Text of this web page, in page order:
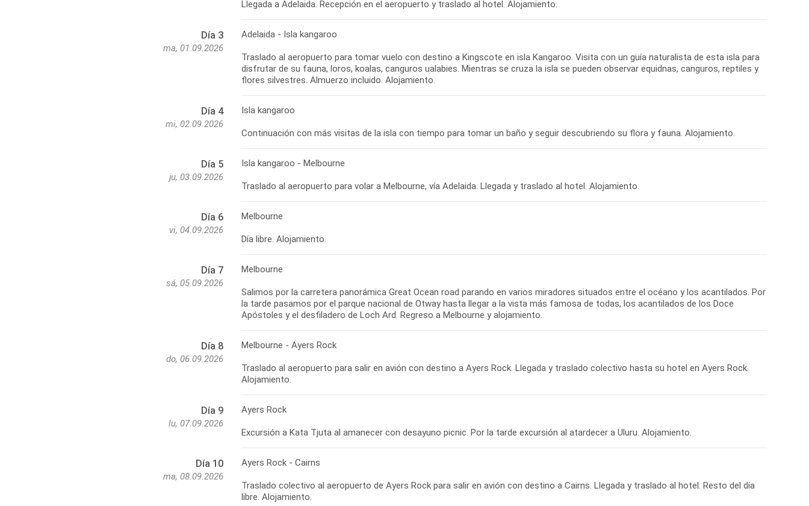
Llegada a Adelaida. Recepción en el aeropuerto y traslado al hotel. Alojamiento.
Día 3
ma, 01.09.2026
Adelaida - Isla kangaroo
Traslado al aeropuerto para tomar vuelo con destino a Kingscote en isla Kangaroo. Visita con un guía naturalista de esta isla para
disfrutar de su fauna, loros, koalas, canguros ualabies. Mientras se cruza la isla se pueden observar equidnas, canguros, reptiles y
Día 4
mi, 02.09.2026
Isla kangaroo
Día 5
ju, 03.09.2026
Isla kangaroo - Melbourne
Día 6
vi, 04.09.2026
Melbourne
Día libre. Alojamiento.
Día 7
sá, 05.09.2026
Melbourne
Salimos por la carretera panorámica Great Ocean road parando en varios miradores situados entre el océano y los acantilados. Por
la tarde pasamos por el parque nacional de Otway hasta llegar a la vista más famosa de todas, los acantilados de los Doce
Día 8
do, 06.09.2026
Melbourne - Ayers Rock
Traslado al aeropuerto para salir en avión con destino a Ayers Rock. Llegada y traslado colectivo hasta su hotel en Ayers Rock.
Día 9
lu, 07.09.2026
Ayers Rock
Día 10
ma, 08.09.2026
Ayers Rock - Cairns
Traslado colectivo al aeropuerto de Ayers Rock para salir en avión con destino a Cairns. Llegada y traslado al hotel. Resto del día